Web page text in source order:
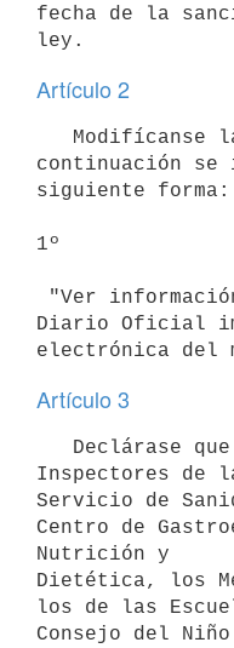
fecha de la
ley.
Artículo 2
continuación
siguiente forma:
1º
Diario Oficial
electrónica del
Artículo 3
Inspectores de
Servicio de
Centro de
Nutrición y
Dietética, los
los de las
Consejo del